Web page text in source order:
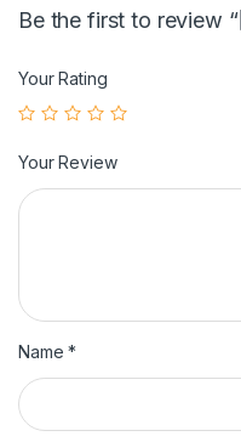
Be the first to review
Your Rating
Your Review
Name*